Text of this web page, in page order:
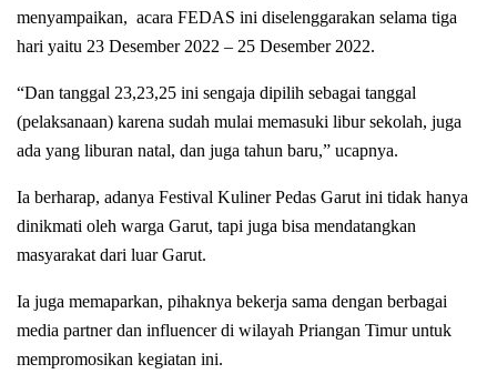
menyampaikan, acara FEDAS ini diselenggarakan selama tiga
hari yaitu 23 Desember 2022 – 25 Desember 2022.
“Dan tanggal 23,23,25 ini sengaja dipilih sebagai tanggal
(pelaksanaan) karena sudah mulai memasuki libur sekolah, juga
ada yang liburan natal, dan juga tahun baru,” ucapnya.
Ia berharap, adanya Festival Kuliner Pedas Garut ini tidak hanya
dinikmati oleh warga Garut, tapi juga bisa mendatangkan
masyarakat dari luar Garut.
Ia juga memaparkan, pihaknya bekerja sama dengan berbagai
media partner dan influencer di wilayah Priangan Timur untuk
mempromosikan kegiatan ini.